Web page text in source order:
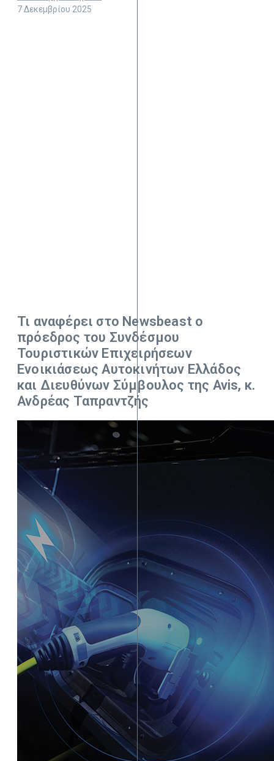
7 Δεκεμβρίου 2025
Τι αναφέρει στο Newsbeast ο
πρόεδρος του Συνδέσμου
Τουριστικών Επιχειρήσεων
Ενοικιάσεως Αυτοκινήτων Ελλάδος
και Διευθύνων Σύμβουλος της Avis, κ.
Ανδρέας Ταπραντζής